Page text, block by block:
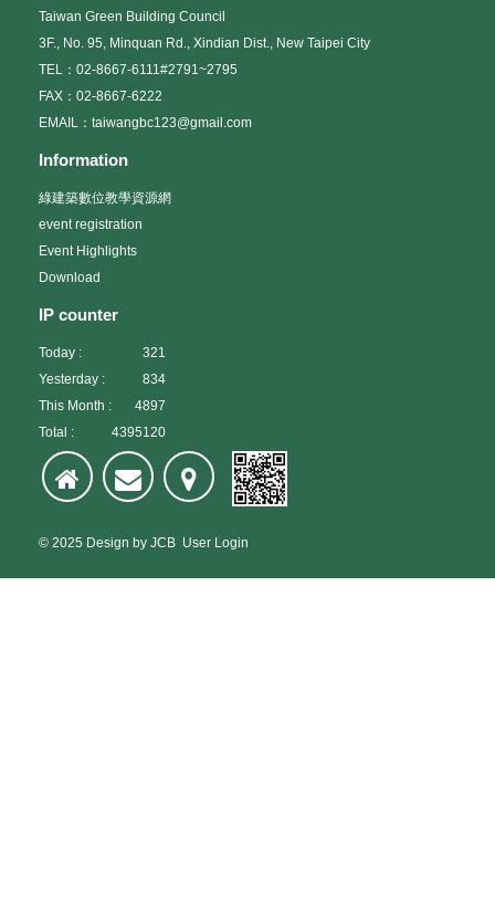
Taiwan Green Building Council
3F., No. 95, Minquan Rd., Xindian Dist., New Taipei City
TEL：02-8667-6111#2791~2795
FAX：02-8667-6222
EMAIL：taiwangbc123@gmail.com
Information
綠建築數位教學資源網
event registration
Event Highlights
Download
IP counter
Today :
321
Yesterday :
834
This Month :
4897
Total :
4395120
© 2025 Design by JCB User Login